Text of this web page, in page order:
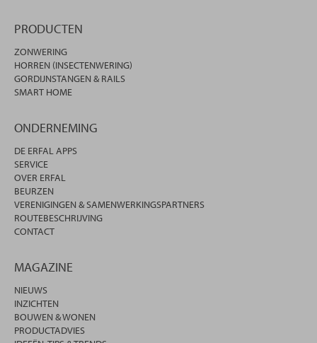
PRODUCTEN
ZONWERING
HORREN (INSECTENWERING)
GORDIJNSTANGEN & RAILS
SMART HOME
ONDERNEMING
DE ERFAL APPS
SERVICE
OVER ERFAL
BEURZEN
VERENIGINGEN & SAMENWERKINGSPARTNERS
ROUTEBESCHRIJVING
CONTACT
MAGAZINE
NIEUWS
INZICHTEN
BOUWEN & WONEN
PRODUCTADVIES